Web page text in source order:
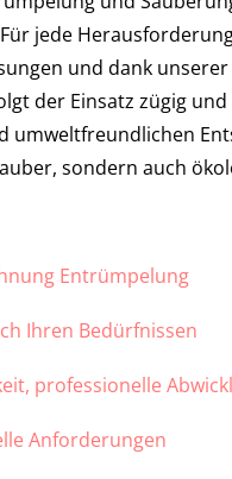
jede
und dank unserer
der Einsatz zügig und
umweltfreundlichen
sondern auch
Entrümpelung
Ihren Bedürfnissen
professionelle
Anforderungen